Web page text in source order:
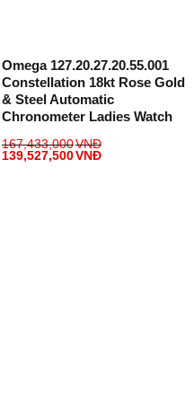
Omega 127.20.27.20.55.001
Constellation 18kt Rose Gold
& Steel Automatic
Chronometer Ladies Watch
167,433,000VNĐ
139,527,500VNĐ